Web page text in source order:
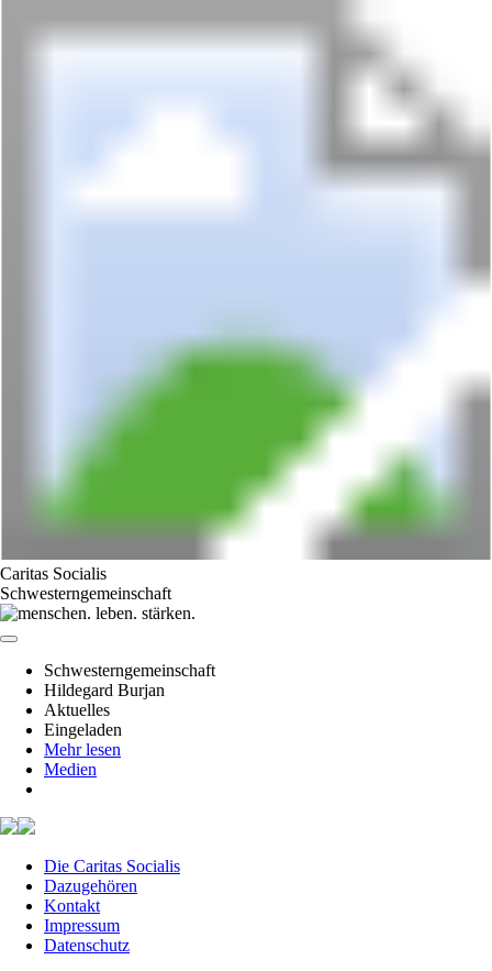
Caritas Socialis
Schwesterngemeinschaft
Schwesterngemeinschaft
Hildegard Burjan
Aktuelles
Eingeladen
Mehr lesen
Medien
Die Caritas Socialis
Dazugehören
Kontakt
Impressum
Datenschutz